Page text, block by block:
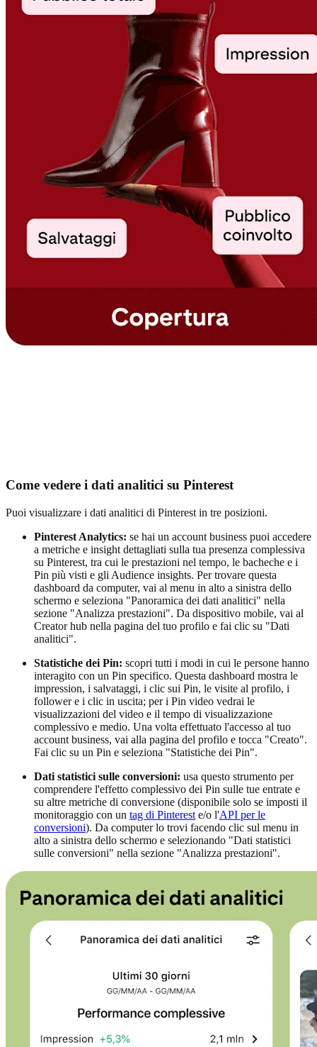
Come vedere i dati analitici su Pinterest
Puoi visualizzare i dati analitici di Pinterest in tre posizioni.
Pinterest Analytics: se hai un account business puoi accedere
a metriche e insight dettagliati sulla tua presenza complessiva
su Pinterest, tra cui le prestazioni nel tempo, le bacheche e i
Pin più visti e gli Audience insights. Per trovare questa
dashboard da computer, vai al menu in alto a sinistra dello
schermo e seleziona "Panoramica dei dati analitici" nella
sezione "Analizza prestazioni". Da dispositivo mobile, vai al
Creator hub nella pagina del tuo profilo e fai clic su "Dati
analitici".
Statistiche dei Pin: scopri tutti i modi in cui le persone hanno
interagito con un Pin specifico. Questa dashboard mostra le
impression, i salvataggi, i clic sui Pin, le visite al profilo, i
follower e i clic in uscita; per i Pin video vedrai le
visualizzazioni del video e il tempo di visualizzazione
complessivo e medio. Una volta effettuato l'accesso al tuo
account business, vai alla pagina del profilo e tocca "Creato".
Fai clic su un Pin e seleziona "Statistiche dei Pin".
Dati statistici sulle conversioni: usa questo strumento per
comprendere l'effetto complessivo dei Pin sulle tue entrate e
su altre metriche di conversione (disponibile solo se imposti il
monitoraggio con un tag di Pinterest e/o l'API per le
conversioni). Da computer lo trovi facendo clic sul menu in
alto a sinistra dello schermo e selezionando "Dati statistici
sulle conversioni" nella sezione "Analizza prestazioni".